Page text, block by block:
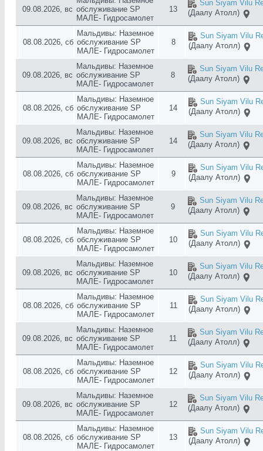
09.08.2026, вс обслуживание SP
МАЛЕ- Гидросамолет
13
Sun Siyam Vilu
(Даалу Атолл)
08.08.2026, сб
Мальдивы: Наземное
обслуживание SP
МАЛЕ- Гидросамолет
8
Sun Siyam Vilu
(Даалу Атолл)
09.08.2026, вс
Мальдивы: Наземное
обслуживание SP
МАЛЕ- Гидросамолет
8
Sun Siyam Vilu
(Даалу Атолл)
08.08.2026, сб
Мальдивы: Наземное
обслуживание SP
МАЛЕ- Гидросамолет
14
Sun Siyam Vilu
(Даалу Атолл)
09.08.2026, вс
Мальдивы: Наземное
обслуживание SP
МАЛЕ- Гидросамолет
14
Sun Siyam Vilu
(Даалу Атолл)
08.08.2026, сб
Мальдивы: Наземное
обслуживание SP
МАЛЕ- Гидросамолет
9
Sun Siyam Vilu
(Даалу Атолл)
09.08.2026, вс
Мальдивы: Наземное
обслуживание SP
МАЛЕ- Гидросамолет
9
Sun Siyam Vilu
(Даалу Атолл)
08.08.2026, сб
Мальдивы: Наземное
обслуживание SP
МАЛЕ- Гидросамолет
10
Sun Siyam Vilu
(Даалу Атолл)
09.08.2026, вс
Мальдивы: Наземное
обслуживание SP
МАЛЕ- Гидросамолет
10
Sun Siyam Vilu
(Даалу Атолл)
08.08.2026, сб
Мальдивы: Наземное
обслуживание SP
МАЛЕ- Гидросамолет
11
Sun Siyam Vilu
(Даалу Атолл)
09.08.2026, вс
Мальдивы: Наземное
обслуживание SP
МАЛЕ- Гидросамолет
11
Sun Siyam Vilu
(Даалу Атолл)
08.08.2026, сб
Мальдивы: Наземное
обслуживание SP
МАЛЕ- Гидросамолет
12
Sun Siyam Vilu
(Даалу Атолл)
09.08.2026, вс
Мальдивы: Наземное
обслуживание SP
МАЛЕ- Гидросамолет
12
Sun Siyam Vilu
(Даалу Атолл)
08.08.2026, сб
Мальдивы: Наземное
обслуживание SP
МАЛЕ- Гидросамолет
13
Sun Siyam Vilu
(Даалу Атолл)